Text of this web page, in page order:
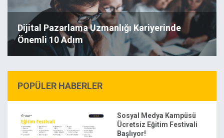
Dijital Pazarlama Uzmanlığı Kariyerinde
Önemli 10 Adım
POPÜLER HABERLER
Sosyal Medya Kampüsü
Ücretsiz Eğitim Festivali
Başlıyor!